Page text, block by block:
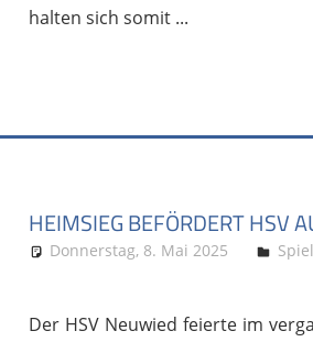
halten sich somit
HEIMSIEG BEFÖRDERT HSV
Donnerstag, 8. Mai 2025
Der HSV Neuwied feierte im